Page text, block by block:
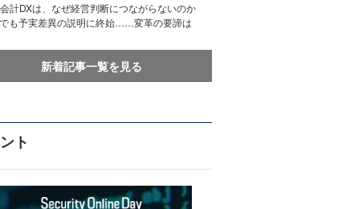
計DXは、なぜ経営判断につながらないのか
も予実差異の説明に終始……変革の要諦は
新着記事一覧を見る
ト